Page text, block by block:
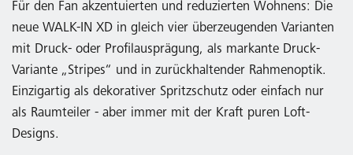
Für den Fan akzentuierten und reduzierten Wohnens: Die
neue WALK-IN XD in gleich vier überzeugenden Varianten
mit Druck- oder Profilausprägung, als markante Druck-
Variante „Stripes“ und in zurückhaltender Rahmenoptik.
Einzigartig als dekorativer Spritzschutz oder einfach nur
als Raumteiler - aber immer mit der Kraft puren Loft-
Designs.